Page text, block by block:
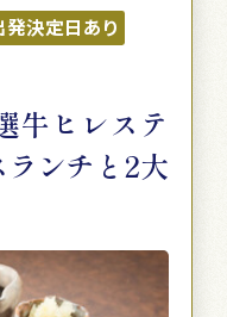
発決定日あり
牛ヒレステ
ンチと2大